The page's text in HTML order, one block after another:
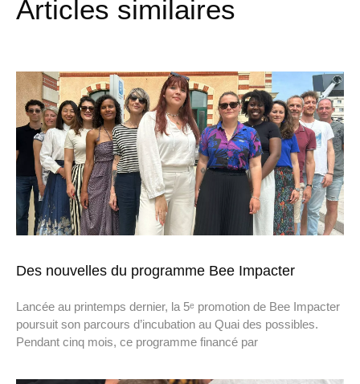
Articles similaires
Des nouvelles du programme Bee Impacter
Lancée au printemps dernier, la 5ᵉ promotion de Bee Impacter
poursuit son parcours d’incubation au Quai des possibles.
Pendant cinq mois, ce programme financé par